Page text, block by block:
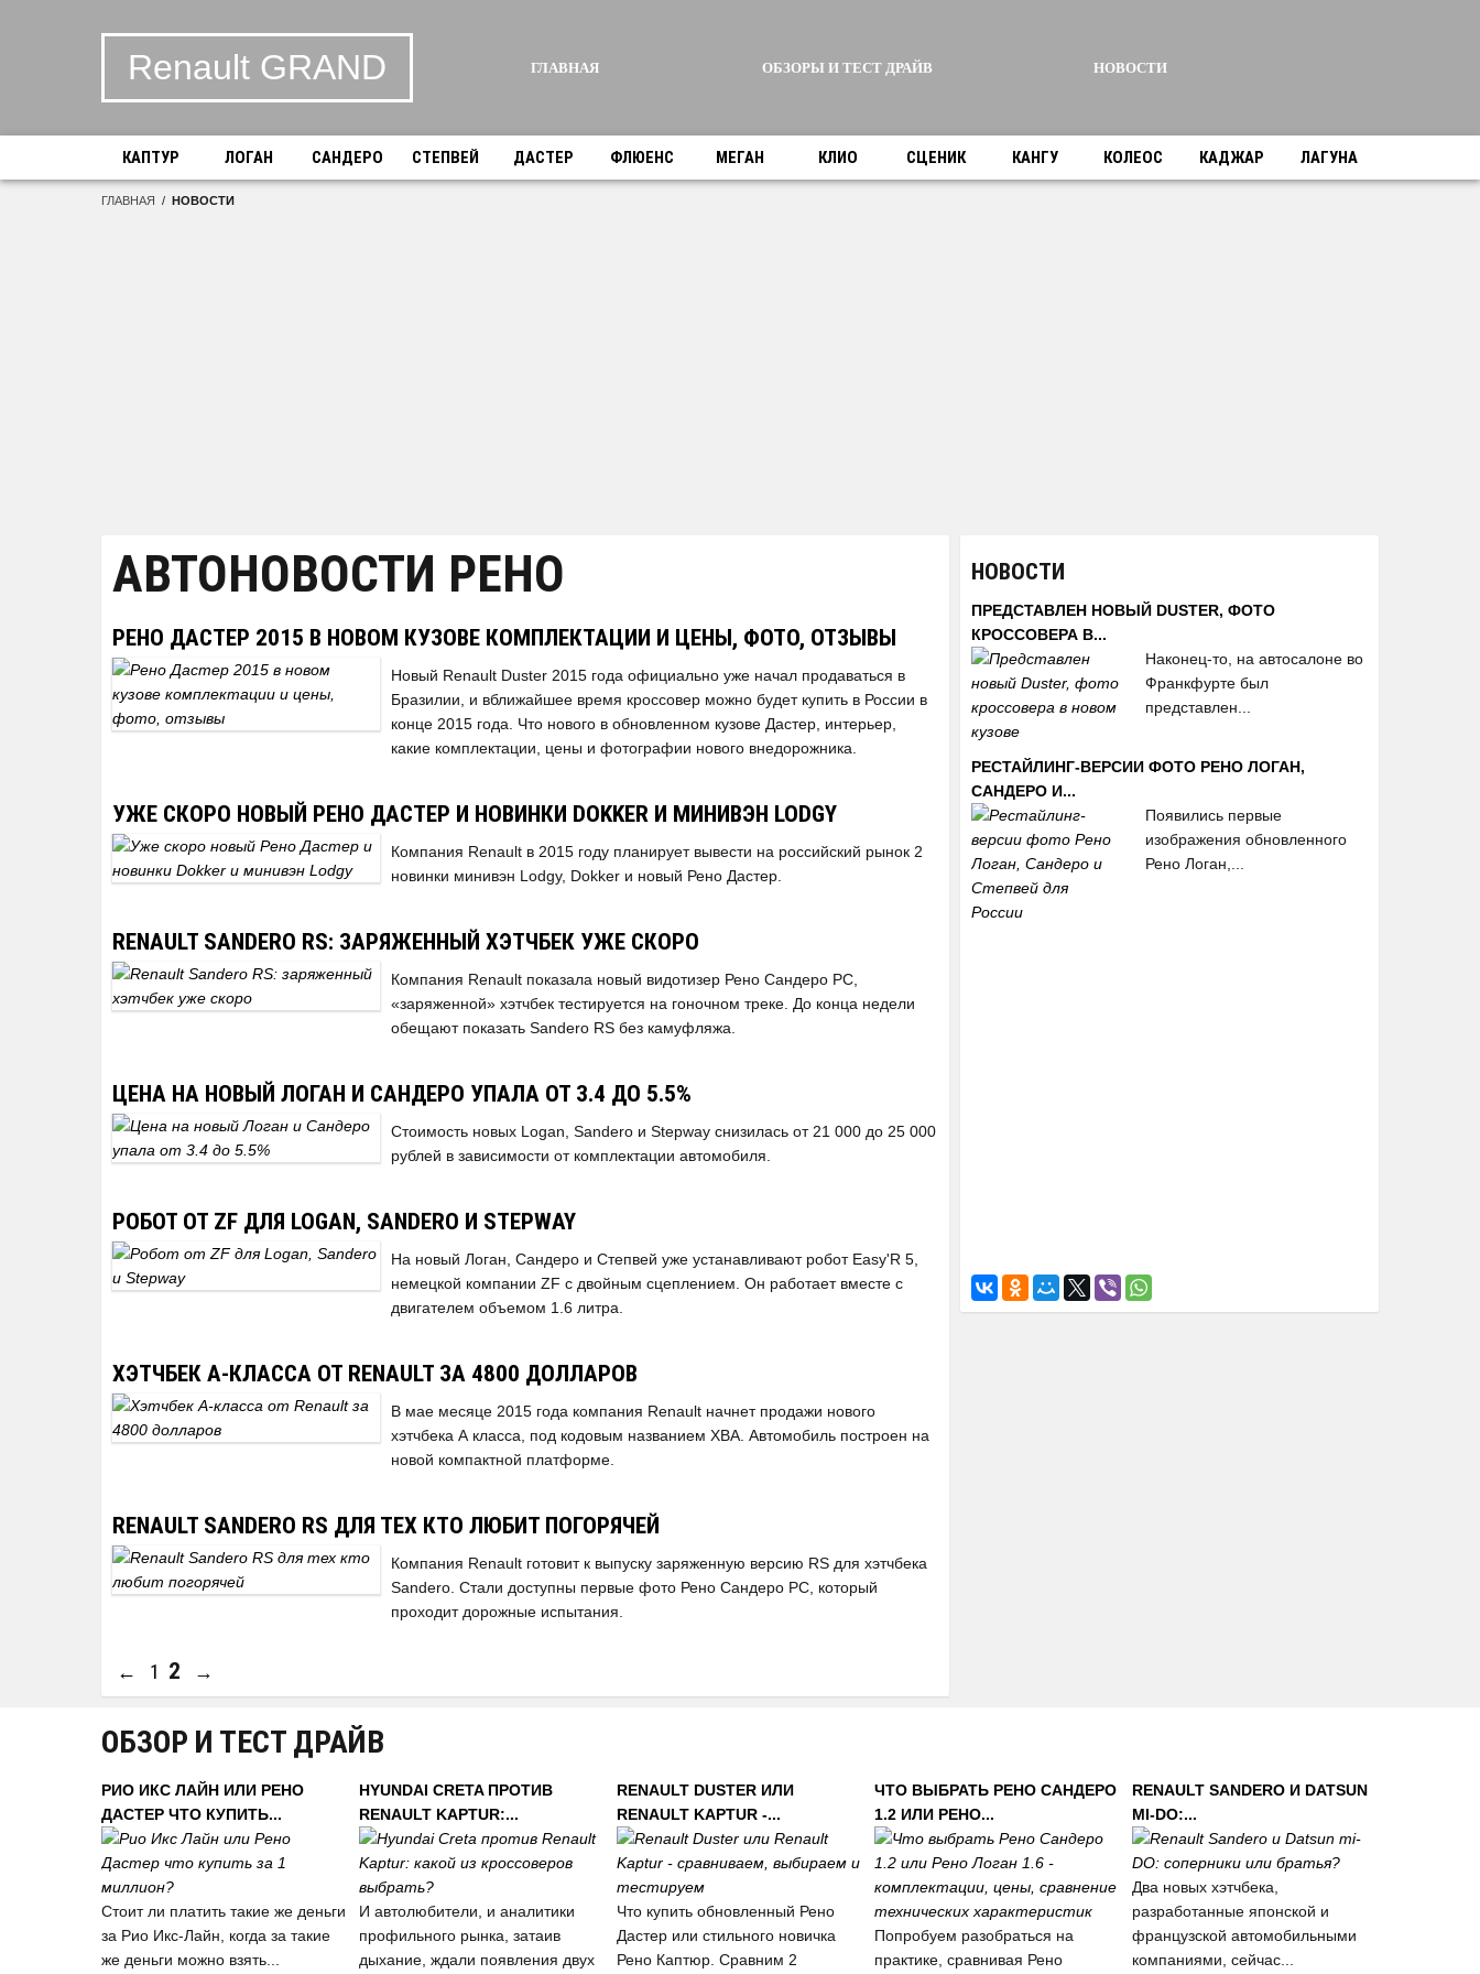
Renault GRAND ГЛАВНАЯ ОБЗОРЫ И ТЕСТ ДРАЙВ НОВОСТИ
КАПТУР ЛОГАН САНДЕРО СТЕПВЕЙ ДАСТЕР ФЛЮЕНС МЕГАН КЛИО СЦЕНИК КАНГУ КОЛЕОС КАДЖАР ЛАГУНА
ГЛАВНАЯ / НОВОСТИ
АВТОНОВОСТИ РЕНО
РЕНО ДАСТЕР 2015 В НОВОМ КУЗОВЕ КОМПЛЕКТАЦИИ И ЦЕНЫ, ФОТО, ОТЗЫВЫ
Новый Renault Duster 2015 года официально уже начал продаваться в
Бразилии, и вближайшее время кроссовер можно будет купить в России в
конце 2015 года. Что нового в обновленном кузове Дастер, интерьер,
какие комплектации, цены и фотографии нового внедорожника.
УЖЕ СКОРО НОВЫЙ РЕНО ДАСТЕР И НОВИНКИ DOKKER И МИНИВЭН LODGY
Компания Renault в 2015 году планирует вывести на российский рынок 2
новинки минивэн Lodgy, Dokker и новый Рено Дастер.
RENAULT SANDERO RS: ЗАРЯЖЕННЫЙ ХЭТЧБЕК УЖЕ СКОРО
Компания Renault показала новый видотизер Рено Сандеро РС,
«заряженной» хэтчбек тестируется на гоночном треке. До конца недели
обещают показать Sandero RS без камуфляжа.
ЦЕНА НА НОВЫЙ ЛОГАН И САНДЕРО УПАЛА ОТ 3.4 ДО 5.5%
Стоимость новых Logan, Sandero и Stepway снизилась от 21 000 до 25 000
рублей в зависимости от комплектации автомобиля.
РОБОТ ОТ ZF ДЛЯ LOGAN, SANDERO И STEPWAY
На новый Логан, Сандеро и Степвей уже устанавливают робот Easy'R 5,
немецкой компании ZF с двойным сцеплением. Он работает вместе с
двигателем объемом 1.6 литра.
ХЭТЧБЕК А-КЛАССА ОТ RENAULT ЗА 4800 ДОЛЛАРОВ
В мае месяце 2015 года компания Renault начнет продажи нового
хэтчбека А класса, под кодовым названием XBA. Автомобиль построен на
новой компактной платформе.
RENAULT SANDERO RS ДЛЯ ТЕХ КТО ЛЮБИТ ПОГОРЯЧЕЙ
Компания Renault готовит к выпуску заряженную версию RS для хэтчбека
Sandero. Стали доступны первые фото Рено Сандеро РС, который
проходит дорожные испытания.
← 1 2 →
НОВОСТИ
ПРЕДСТАВЛЕН НОВЫЙ DUSTER, ФОТО
КРОССОВЕРА В...
Наконец-то, на автосалоне во
Франкфурте был
представлен...
РЕСТАЙЛИНГ-ВЕРСИИ ФОТО РЕНО ЛОГАН,
САНДЕРО И...
Появились первые
изображения обновленного
Рено Логан,...
ОБЗОР И ТЕСТ ДРАЙВ
РИО ИКС ЛАЙН ИЛИ РЕНО
ДАСТЕР ЧТО КУПИТЬ...
Стоит ли платить такие же деньги
за Рио Икс-Лайн, когда за такие
же деньги можно взять...
HYUNDAI CRETA ПРОТИВ
RENAULT KAPTUR:...
И автолюбители, и аналитики
профильного рынка, затаив
дыхание, ждали появления двух
RENAULT DUSTER ИЛИ
RENAULT KAPTUR -...
Что купить обновленный Рено
Дастер или стильного новичка
Рено Каптюр. Сравним 2
ЧТО ВЫБРАТЬ РЕНО САНДЕРО
1.2 ИЛИ РЕНО...
Попробуем разобраться на
практике, сравнивая Рено
RENAULT SANDERO И DATSUN
MI-DO:...
Два новых хэтчбека,
разработанные японской и
французской автомобильными
компаниями, сейчас...